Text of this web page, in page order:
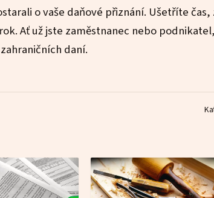
o vaše daňové přiznání. Ušetříte
Ať už jste zaměstnanec nebo
daní.